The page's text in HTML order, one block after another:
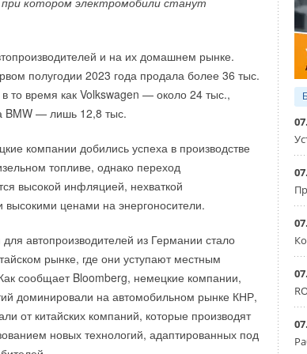
и на их домашнем рынке.
полугодии 2023 года продала более 36 тыс.
то время как Volkswagen — около 24 тыс.,
BMW — лишь 12,8 тыс.
компании добились успеха в производстве
топливе, однако переход
высокой инфляцией, нехваткой
ценами на энергоносители.
автопроизводителей из Германии стало
рынке, где они уступают местным
сообщает Bloomberg, немецкие компании,
доминировали на автомобильном рынке КНР,
от китайских компаний, которые производят
новых технологий, адаптированных под
города.
ненадолго. Согласно отчету, к 2030 году новые
смогут производить более дешевый
существующих «серых водородных активов».